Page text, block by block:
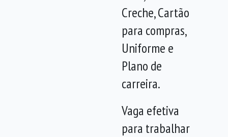
Creche, Cartão
para compras,
Uniforme e
Plano de
carreira.
Vaga efetiva
para trabalhar